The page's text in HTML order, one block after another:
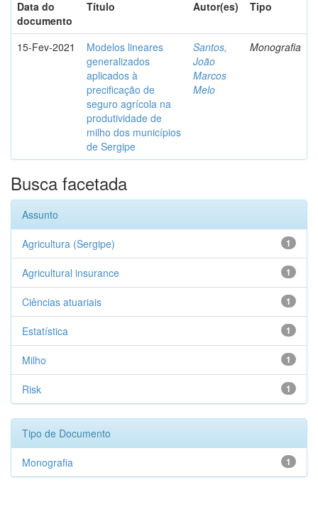
Data do
documento
Título Autor(es) Tipo
15-Fev-2021
Modelos lineares
generalizados
aplicados à
precificação de
seguro agrícola na
produtividade de
milho dos municípios
de Sergipe
Santos,
João
Marcos
Melo
Monografia
Busca facetada
Assunto
1
Agricultura (Sergipe)
1
Agricultural insurance
1
Ciências atuariais
1
Estatística
1
Milho
1
Risk
Tipo de Documento
1
Monografia